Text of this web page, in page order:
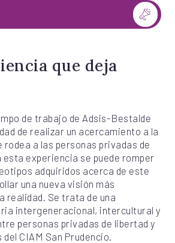
que deja
de trabajo de Adsis-Bestalde
de realizar un acercamiento a la
rodea a las personas privadas de
esta experiencia se puede romper
adquiridos acerca de este
una nueva visión más
realidad. Se trata de una
intergeneracional, intercultural y
personas privadas de libertad y
CIAM San Prudencio.